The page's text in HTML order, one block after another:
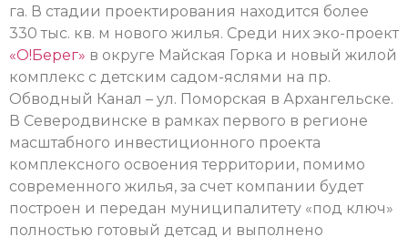
га. В стадии проектирования находится более
330 тыс. кв. м нового жилья. Среди них эко-проект
«О!Берег» в округе Майская Горка и новый жилой
комплекс с детским садом-яслями на пр.
Обводный Канал – ул. Поморская в Архангельске.
В Северодвинске в рамках первого в регионе
масштабного инвестиционного проекта
комплексного освоения территории, помимо
современного жилья, за счет компании будет
построен и передан муниципалитету «под ключ»
полностью готовый детсад и выполнено